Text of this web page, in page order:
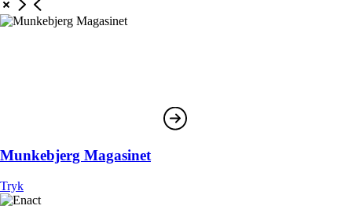
Munkebjerg Magasinet
Tryk